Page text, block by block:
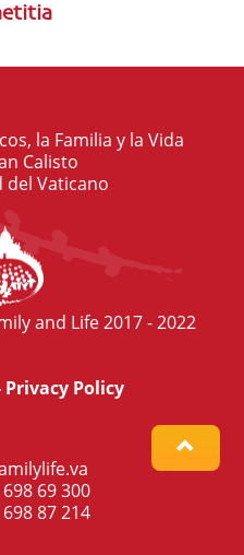
la Familia y la Vida
Calisto
del Vaticano
and Life 2017 - 2022
Privacy Policy
69 300
87 214